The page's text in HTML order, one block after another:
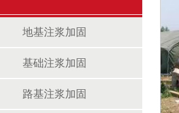
地基注浆加固
基础注浆加固
路基注浆加固